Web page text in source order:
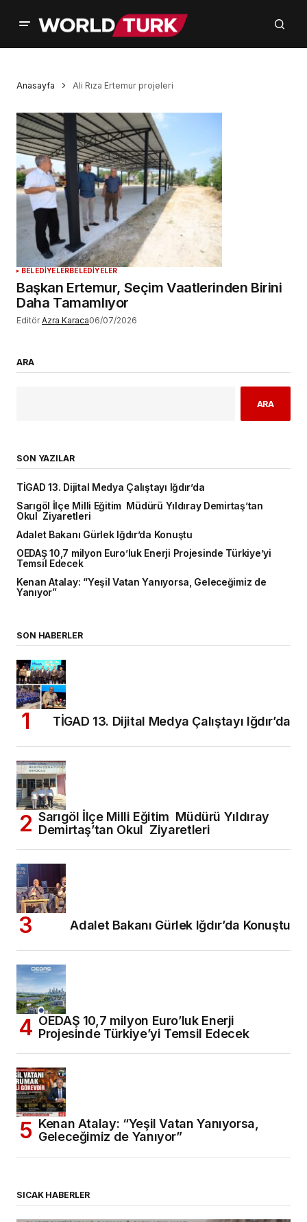
Anasayfa Ali Rıza Ertemur projeleri
BELEDİYELERBELEDİYELER
Başkan Ertemur, Seçim Vaatlerinden Birini
Daha Tamamlıyor
Editör Azra Karaca06/07/2026
ARA
ARA
SON YAZILAR
TİGAD 13. Dijital Medya Çalıştayı Iğdır’da
Sarıgöl İlçe Milli Eğitim Müdürü Yıldıray Demirtaş’tan
Okul Ziyaretleri
Adalet Bakanı Gürlek Iğdır’da Konuştu
OEDAŞ 10,7 milyon Euro’luk Enerji Projesinde Türkiye’yi
Temsil Edecek
Kenan Atalay: “Yeşil Vatan Yanıyorsa, Geleceğimiz de
Yanıyor”
SON HABERLER
TİGAD 13. Dijital Medya Çalıştayı Iğdır’da
Sarıgöl İlçe Milli Eğitim Müdürü Yıldıray
Demirtaş’tan Okul Ziyaretleri
Adalet Bakanı Gürlek Iğdır’da Konuştu
OEDAŞ 10,7 milyon Euro’luk Enerji
Projesinde Türkiye’yi Temsil Edecek
Kenan Atalay: “Yeşil Vatan Yanıyorsa,
Geleceğimiz de Yanıyor”
SICAK HABERLER